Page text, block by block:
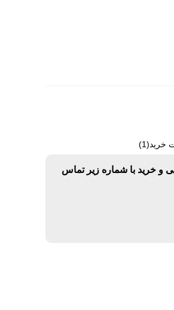
خرید(
1
)
و خرید با شماره زیر تماس